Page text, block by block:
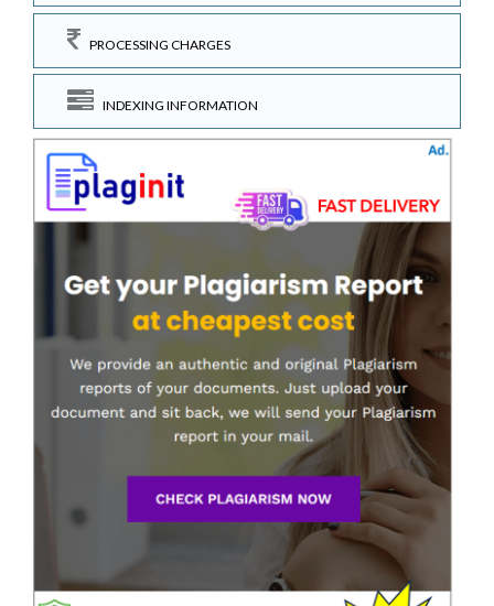
PROCESSING CHARGES
INDEXING INFORMATION